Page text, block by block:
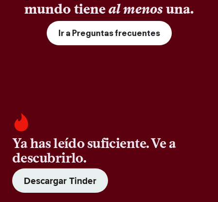
mundo tieneal menosuna.
Ir a Preguntas frecuentes
Ya has leído suficiente. Ve a
descubrirlo.
Descargar Tinder